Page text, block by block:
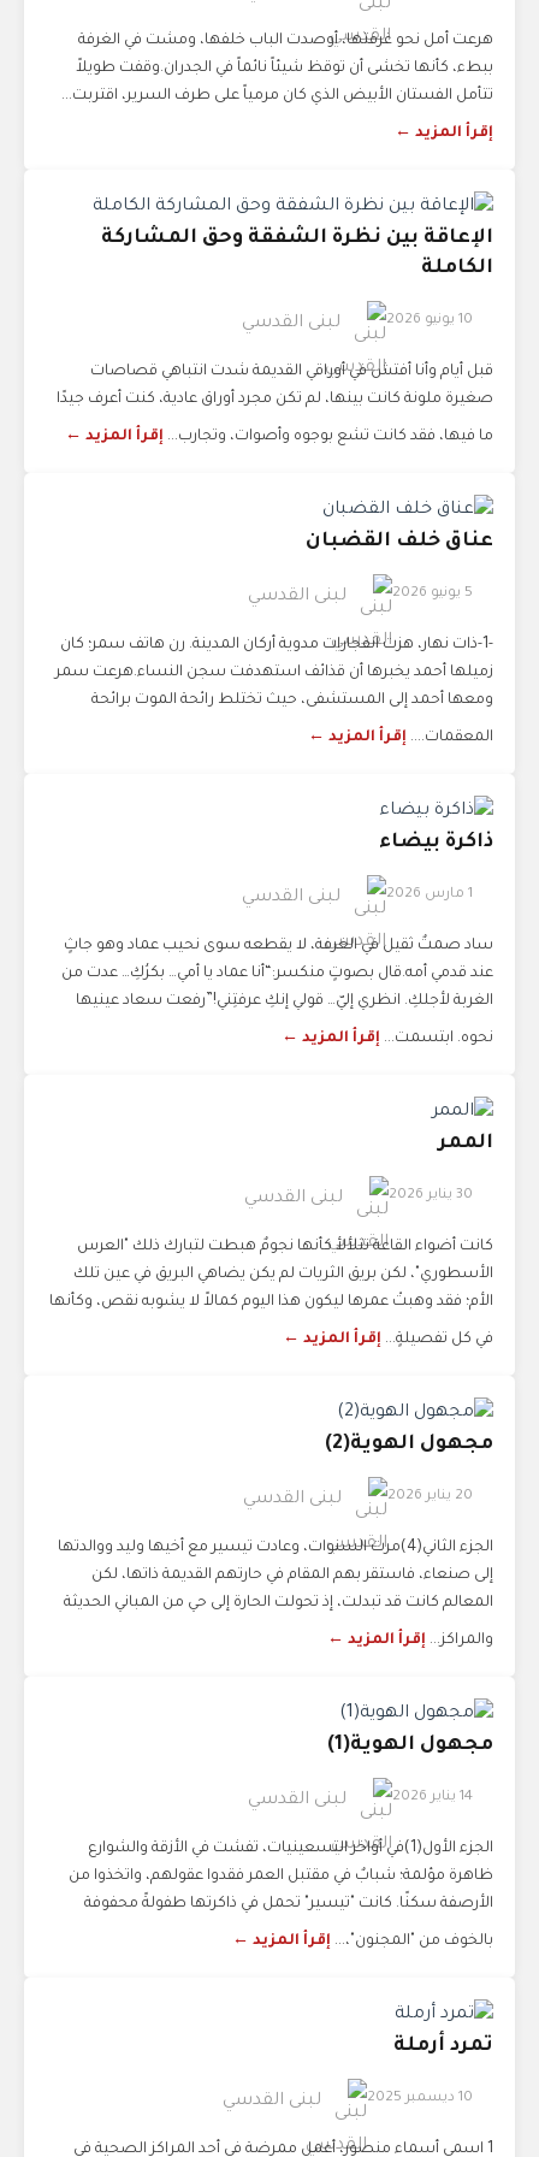
هرعت أمل نحو غرفتها، أوصدت الباب خلفها، ومشت في الغرفة
ببطء، كأنها تخشى أن توقظ شيئاً نائماً في الجدران.وقفت طويلاً
تتأمل الفستان الأبيض الذي كان مرمياً على طرف السرير، اقتربت...
إقرأ المزيد ←
الإعاقة بين نظرة الشفقة وحق المشاركة
الكاملة
10 يونيو 2026 لبنى القدسي
قبل أيام وأنا أفتش في أوراقي القديمة شدت انتباهي قصاصات
صغيرة ملونة كانت بينها، لم تكن مجرد أوراق عادية، كنت أعرف جيدًا
ما فيها، فقد كانت تشع بوجوه وأصوات، وتجارب... إقرأ المزيد ←
عناق خلف القضبان
5 يونيو 2026 لبنى القدسي
-1-ذات نهار، هزت انفجارات مدوية أركان المدينة. رن هاتف سمر؛ كان
زميلها أحمد يخبرها أن قذائف استهدفت سجن النساء.هرعت سمر
ومعها أحمد إلى المستشفى، حيث تختلط رائحة الموت برائحة
المعقمات.... إقرأ المزيد ←
ذاكرة بيضاء
1 مارس 2026 لبنى القدسي
ساد صمتٌ ثقيل في الغرفة، لا يقطعه سوى نحيب عماد وهو جاثٍ
عند قدمي أمه.قال بصوتٍ منكسر:“أنا عماد يا أمي… بكرُكِ… عدت من
الغربة لأجلكِ. انظري إليّ… قولي إنكِ عرفتِني!”رفعت سعاد عينيها
نحوه. ابتسمت... إقرأ المزيد ←
الممر
30 يناير 2026 لبنى القدسي
كانت أضواء القاعة تتلألأ كأنها نجومٌ هبطت لتبارك ذلك "العرس
الأسطوري"، لكن بريق الثريات لم يكن يضاهي البريق في عين تلك
الأم؛ فقد وهبتْ عمرها ليكون هذا اليوم كمالاً لا يشوبه نقص، وكأنها
في كل تفصيلةٍ... إقرأ المزيد ←
مجهول الهوية(2)
20 يناير 2026 لبنى القدسي
الجزء الثاني(4)مرت السنوات، وعادت تيسير مع أخيها وليد ووالدتها
إلى صنعاء، فاستقر بهم المقام في حارتهم القديمة ذاتها، لكن
المعالم كانت قد تبدلت، إذ تحولت الحارة إلى حي من المباني الحديثة
والمراكز... إقرأ المزيد ←
مجهول الهوية(1)
14 يناير 2026 لبنى القدسي
الجزء الأول(1)في أواخر التسعينيات، تفشت في الأزقة والشوارع
ظاهرة مؤلمة؛ شبابٌ في مقتبل العمر فقدوا عقولهم، واتخذوا من
الأرصفة سكنًا. كانت "تيسير" تحمل في ذاكرتها طفولةً محفوفة
بالخوف من "المجنون"،... إقرأ المزيد ←
تمرد أرملة
10 ديسمبر 2025 لبنى القدسي
1 اسمي أسماء منصور، أعمل ممرضة في أحد المراكز الصحية في